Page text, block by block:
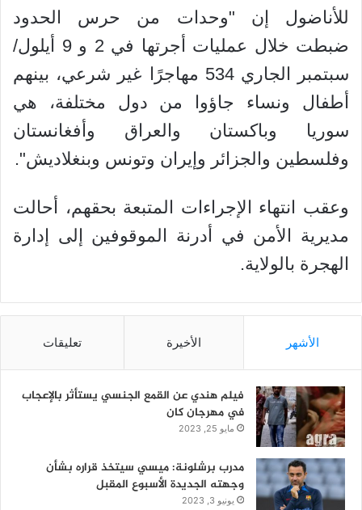
للأناضول إن "وحدات من حرس الحدود
ضبطت خلال عمليات أجرتها في 2 و 9 أيلول/
سبتمبر الجاري 534 مهاجرًا غير شرعي، بينهم
أطفال ونساء جاؤوا من دول مختلفة، هي
سوريا وباكستان والعراق وأفغانستان
وفلسطين والجزائر وإيران وتونس وبنغلاديش".
وعقب انتهاء الإجراءات المتبعة بحقهم، أحالت
مديرية الأمن في أدرنة الموقوفين إلى إدارة
الهجرة بالولاية.
الأشهر الأخيرة تعليقات
فيلم هندي عن القمع الجنسي يستأثر بالإعجاب
في مهرجان كان
مايو 25, 2023
مدرب برشلونة: ميسي سيتخذ قراره بشأن
وجهته الجديدة الأسبوع المقبل
يونيو 3, 2023